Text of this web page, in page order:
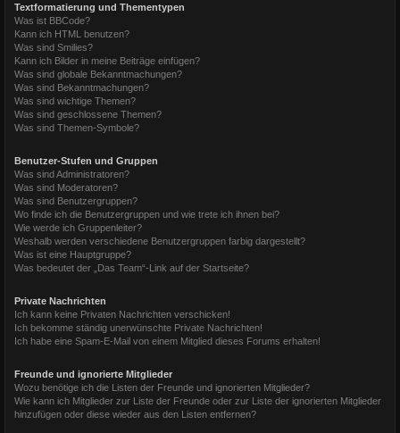
Textformatierung und Thementypen
Was ist BBCode?
Kann ich HTML benutzen?
Was sind Smilies?
Kann ich Bilder in meine Beiträge einfügen?
Was sind globale Bekanntmachungen?
Was sind Bekanntmachungen?
Was sind wichtige Themen?
Was sind geschlossene Themen?
Was sind Themen-Symbole?
Benutzer-Stufen und Gruppen
Was sind Administratoren?
Was sind Moderatoren?
Was sind Benutzergruppen?
Wo finde ich die Benutzergruppen und wie trete ich ihnen bei?
Wie werde ich Gruppenleiter?
Weshalb werden verschiedene Benutzergruppen farbig dargestellt?
Was ist eine Hauptgruppe?
Was bedeutet der „Das Team“-Link auf der Startseite?
Private Nachrichten
Ich kann keine Privaten Nachrichten verschicken!
Ich bekomme ständig unerwünschte Private Nachrichten!
Ich habe eine Spam-E-Mail von einem Mitglied dieses Forums erhalten!
Freunde und ignorierte Mitglieder
Wozu benötige ich die Listen der Freunde und ignorierten Mitglieder?
Wie kann ich Mitglieder zur Liste der Freunde oder zur Liste der ignorierten Mitglieder
hinzufügen oder diese wieder aus den Listen entfernen?